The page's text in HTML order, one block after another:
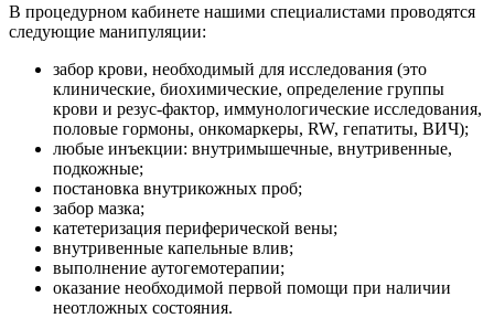
В процедурном кабинете нашими специалистами проводятся
следующие манипуляции:
забор крови, необходимый для исследования (это
клинические, биохимические, определение группы
крови и резус-фактор, иммунологические исследования,
половые гормоны, онкомаркеры, RW, гепатиты, ВИЧ);
любые инъекции: внутримышечные, внутривенные,
подкожные;
постановка внутрикожных проб;
забор мазка;
катетеризация периферической вены;
внутривенные капельные влив;
выполнение аутогемотерапии;
оказание необходимой первой помощи при наличии
неотложных состояния.